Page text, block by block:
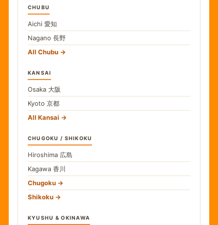
CHUBU
Aichi 愛知
Nagano 長野
All Chubu
KANSAI
Osaka 大阪
Kyoto 京都
All Kansai
CHUGOKU / SHIKOKU
Hiroshima 広島
Kagawa 香川
Chugoku
Shikoku
KYUSHU & OKINAWA